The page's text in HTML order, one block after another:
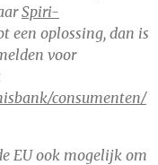
Spiri-
een oplossing, dan is
voor
consumenten/
EU ook mogelijk om